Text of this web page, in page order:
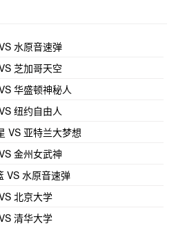
水原音速弹
芝加哥天空
华盛顿神秘人
纽约自由人
VS 亚特兰大梦想
金州女武神
VS 水原音速弹
北京大学
清华大学